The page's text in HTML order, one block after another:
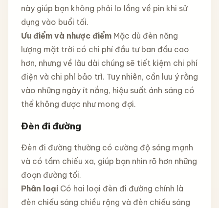
này giúp bạn không phải lo lắng về pin khi sử
dụng vào buổi tối.
Ưu điểm và nhược điểmMặc dù đèn năng
lượng mặt trời có chi phí đầu tư ban đầu cao
hơn, nhưng về lâu dài chúng sẽ tiết kiệm chi phí
điện và chi phí bảo trì. Tuy nhiên, cần lưu ý rằng
vào những ngày ít nắng, hiệu suất ánh sáng có
thể không được như mong đợi.
Đèn đi đường
Đèn đi đường thường có cường độ sáng mạnh
và có tầm chiếu xa, giúp bạn nhìn rõ hơn những
đoạn đường tối.
Phân loạiCó hai loại đèn đi đường chính là
đèn chiếu sáng chiều rộng và đèn chiếu sáng